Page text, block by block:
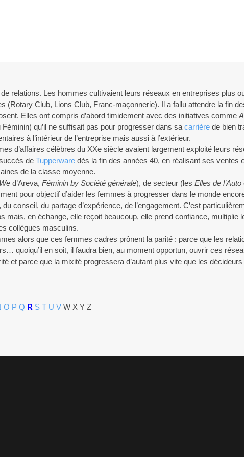
relations. Les hommes cultivaient leurs réseaux en entreprises plus
(Rotary Club, Lions Club, Franc-maçonnerie). Il a fallu attendre la fin
Elles ont compris d’abord timidement avec des initiatives comme
qu’il ne suffisait pas pour progresser dans sacarrière de bien
à l’intérieur de l’entreprise mais aussi à l’extérieur.
d’affaires célèbres du XXe siècle avaient largement exploité leurs
deTupperware dès la fin des années 40, en réalisant ses
de la classe moyenne.
We d’Areva,Féminin by Société générale), de secteur (lesElles de l’Auto
pour objectif d’aider les femmes à progresser dans le monde
du conseil, du partage d’expérience, de l’engagement. C’est
mais, en échange, elle reçoit beaucoup, elle prend confiance,
collègues masculins.
alors que ces femmes cadres prônent la parité : parce que les
quoiqu’il en soit, il faudra bien, au moment opportun, ouvrir ces
et parce que la mixité progressera d’autant plus vite que les
O P Q R S T U V W X Y Z